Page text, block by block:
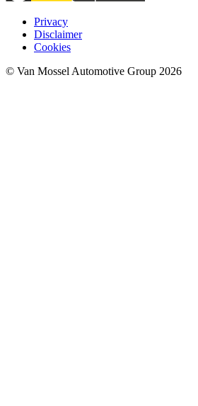
Privacy
Disclaimer
Cookies
© Van Mossel Automotive Group 2026